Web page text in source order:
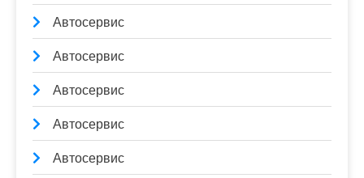
Автосервис
Автосервис
Автосервис
Автосервис
Автосервис